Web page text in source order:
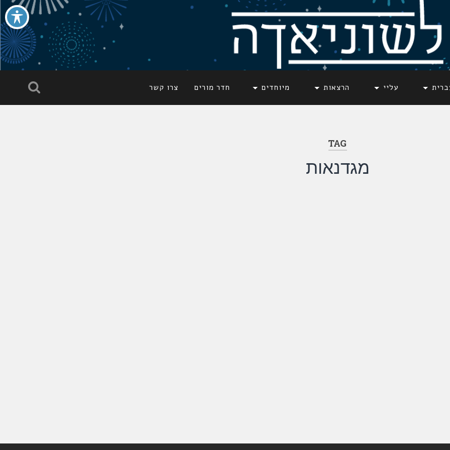
עליי הרצאות מיוחדים חדר מורים צרו קשר
TAG
מגדנאות